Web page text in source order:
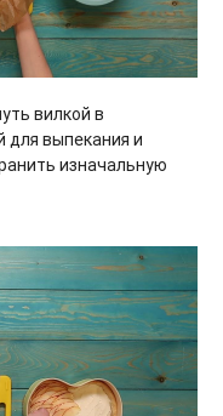
вилкой в
для выпекания и
изначальную